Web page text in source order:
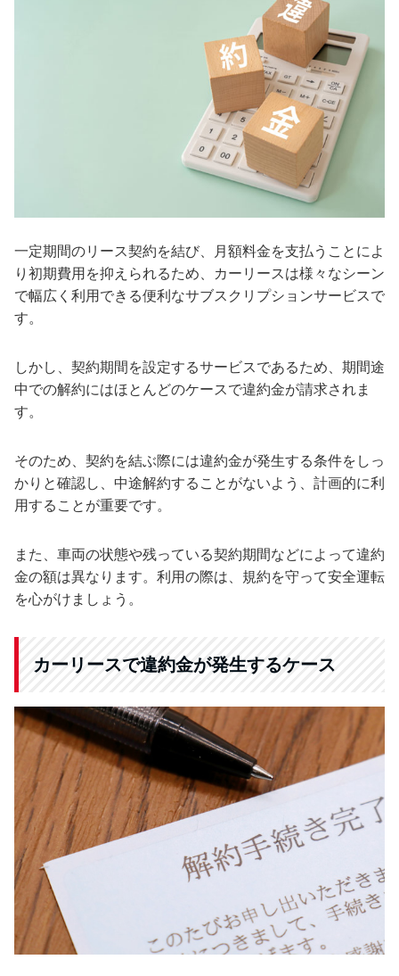
一定期間のリース契約を結び、月額料金を支払うことによ
り初期費用を抑えられるため、カーリースは様々なシーン
で幅広く利用できる便利なサブスクリプションサービスで
す。
しかし、契約期間を設定するサービスであるため、期間途
中での解約にはほとんどのケースで違約金が請求されま
す。
そのため、契約を結ぶ際には違約金が発生する条件をしっ
かりと確認し、中途解約することがないよう、計画的に利
用することが重要です。
また、車両の状態や残っている契約期間などによって違約
金の額は異なります。利用の際は、規約を守って安全運転
を心がけましょう。
カーリースで違約金が発生するケース